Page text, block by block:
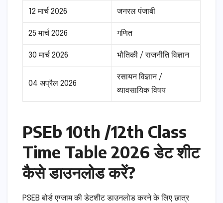
12 मार्च 2026 जनरल पंजाबी
25 मार्च 2026 गणित
30 मार्च 2026 भौतिकी / राजनीति विज्ञान
04 अप्रैल 2026
रसायन विज्ञान /
व्यावसायिक विषय
PSEb 10th /12th Class
Time Table 2026 डेट शीट
कैसे डाउनलोड करें?
PSEB बोर्ड एग्जाम की डेटशीट डाउनलोड करने के लिए छात्र